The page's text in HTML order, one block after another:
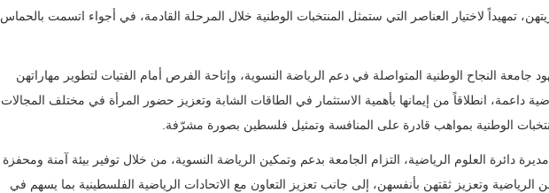
تمهيداً لاختيار العناصر التي ستمثل المنتخبات الوطنية خلال المرحلة القادمة، في أجواء اتسمت بالحماس
النجاح الوطنية المتواصلة في دعم الرياضة النسوية، وإتاحة الفرص أمام الفتيات لتطوير مهاراتهن
داعمة، انطلاقاً من إيمانها بأهمية الاستثمار في الطاقات الشابة وتعزيز حضور المرأة في مختلف المجالات
الوطنية بمواهب قادرة على المنافسة وتمثيل فلسطين بصورة مشرّفة.
دائرة العلوم الرياضية، التزام الجامعة بدعم وتمكين الرياضة النسوية، من خلال توفير بيئة آمنة ومحفزة
الرياضية وتعزيز ثقتهن بأنفسهن، إلى جانب تعزيز التعاون مع الاتحادات الرياضية الفلسطينية بما يسهم في